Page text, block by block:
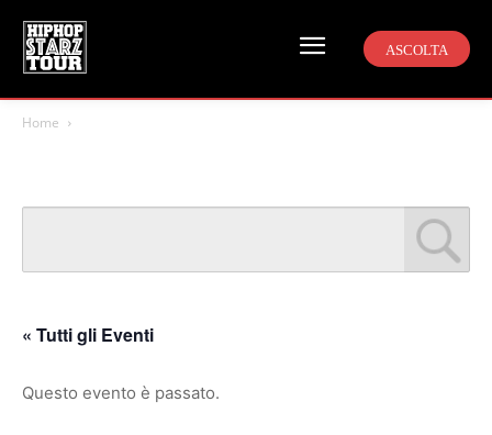
ASCOLTA
Home
« Tutti gli Eventi
Questo evento è passato.